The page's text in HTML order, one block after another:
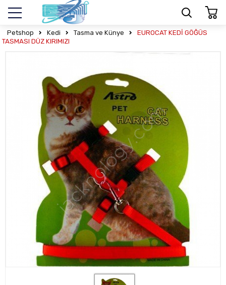
Petshop Kedi Tasma ve Künye
EUROCAT KEDİ GÖĞÜS
TASMASI DÜZ KIRIMIZI